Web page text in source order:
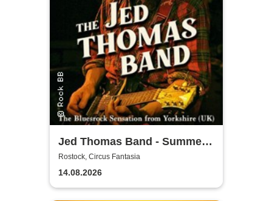
Jed Thomas Band - Summer
Tour 2026
Rostock, Circus Fantasia
14.08.2026